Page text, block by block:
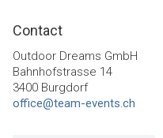
Contact
Outdoor Dreams GmbH
Bahnhofstrasse 14
3400 Burgdorf
office@team-events.ch